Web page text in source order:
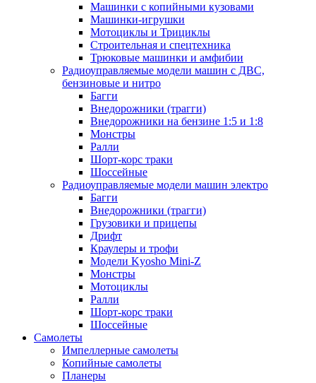
Машинки с копийными кузовами
Машинки-игрушки
Мотоциклы и Трициклы
Строительная и спецтехника
Трюковые машинки и амфибии
Радиоуправляемые модели машин с ДВС,
бензиновые и нитро
Багги
Внедорожники (трагги)
Внедорожники на бензине 1:5 и 1:8
Монстры
Ралли
Шорт-корс траки
Шоссейные
Радиоуправляемые модели машин электро
Багги
Внедорожники (трагги)
Грузовики и прицепы
Дрифт
Краулеры и трофи
Модели Kyosho Mini-Z
Монстры
Мотоциклы
Ралли
Шорт-корс траки
Шоссейные
Самолеты
Импеллерные самолеты
Копийные самолеты
Планеры